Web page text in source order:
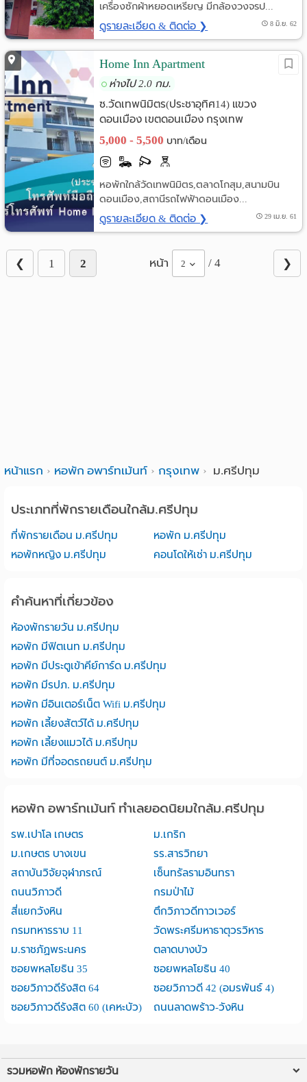
เครื่องซักผ้าหยอดเหรียญ มีกล้องวงจรป...
ดูรายละเอียด & ติดต่อ ❯ 8 มิ.ย. 62
Home Inn Apartment
ห่างไป 2.0 กม.
ซ.วัดเทพนิมิตร(ประชาอุทิศ14) แขวง
ดอนเมือง เขตดอนเมือง กรุงเทพ
5,000 - 5,500 บาท/เดือน
หอพักใกล้วัดเทพนิมิตร,ตลาดโกสุม,สนามบิน
ดอนเมือง,สถานีรถไฟฟ้าดอนเมือง...
ดูรายละเอียด & ติดต่อ ❯ 29 เม.ย. 61
❮ 1 2 หน้า 2 / 4 ❯
หน้าแรก หอพัก อพาร์ทเม้นท์ กรุงเทพ ม.ศรีปทุม
ประเภทที่พักรายเดือนใกล้ม.ศรีปทุม
ที่พักรายเดือน ม.ศรีปทุม
หอพัก ม.ศรีปทุม
หอพักหญิง ม.ศรีปทุม
คอนโดให้เช่า ม.ศรีปทุม
คำค้นหาที่เกี่ยวข้อง
ห้องพักรายวัน ม.ศรีปทุม
หอพัก มีฟิตเนท ม.ศรีปทุม
หอพัก มีประตูเข้าคีย์การ์ด ม.ศรีปทุม
หอพัก มีรปภ. ม.ศรีปทุม
หอพัก มีอินเตอร์เน็ต Wifi ม.ศรีปทุม
หอพัก เลี้ยงสัตว์ได้ ม.ศรีปทุม
หอพัก เลี้ยงแมวได้ ม.ศรีปทุม
หอพัก มีที่จอดรถยนต์ ม.ศรีปทุม
หอพัก อพาร์ทเม้นท์ ทำเลยอดนิยมใกล้ม.ศรีปทุม
รพ.เปาโล เกษตร
ม.เกริก
ม.เกษตร บางเขน
รร.สารวิทยา
สถาบันวิจัยจุฬาภรณ์
เซ็นทรัลรามอินทรา
ถนนวิภาวดี
กรมป่าไม้
สี่แยกวังหิน
ตึกวิภาวดีทาวเวอร์
กรมทหารราบ 11
วัดพระศรีมหาธาตุวรวิหาร
ม.ราชภัฏพระนคร
ตลาดบางบัว
ซอยพหลโยธิน 35
ซอยพหลโยธิน 40
ซอยวิภาวดีรังสิต 64
ซอยวิภาวดี 42 (อมรพันธ์ 4)
ซอยวิภาวดีรังสิต 60 (เคหะบัว)
ถนนลาดพร้าว-วังหิน
รวมหอพัก ห้องพักรายวัน